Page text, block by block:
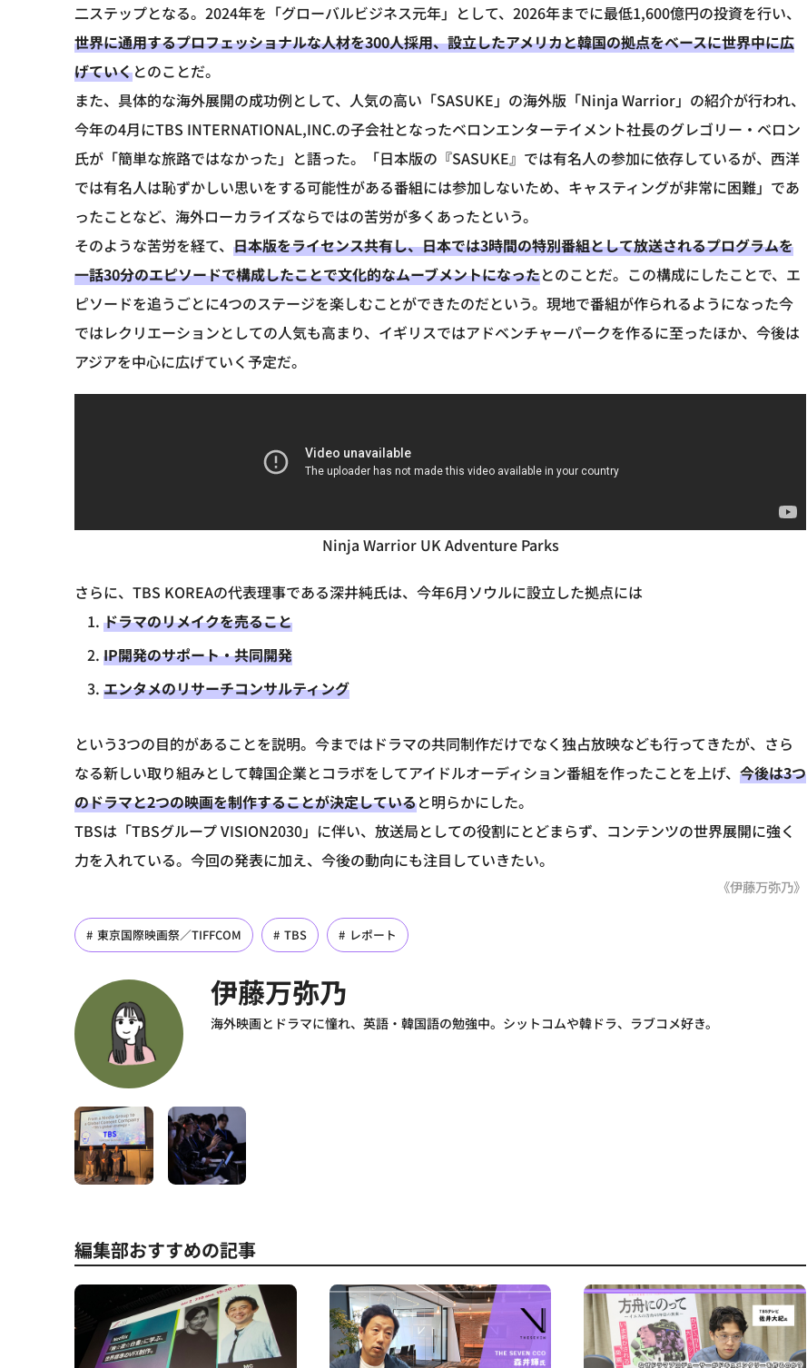
二ステップとなる。2024年を「グローバルビジネス元年」として、2026年までに最低1,600億円の投資を行い、
世界に通用するプロフェッショナルな人材を300人採用、設立したアメリカと韓国の拠点をベースに世界中に広
げていくとのことだ。
また、具体的な海外展開の成功例として、人気の高い「SASUKE」の海外版「Ninja Warrior」の紹介が行われ、
今年の4月にTBS INTERNATIONAL,INC.の子会社となったベロンエンターテイメント社長のグレゴリー・ベロン
氏が「簡単な旅路ではなかった」と語った。「日本版の『SASUKE』では有名人の参加に依存しているが、西洋
では有名人は恥ずかしい思いをする可能性がある番組には参加しないため、キャスティングが非常に困難」であ
ったことなど、海外ローカライズならではの苦労が多くあったという。
そのような苦労を経て、 日本版をライセンス共有し、日本では3時間の特別番組として放送されるプログラムを
一話30分のエピソードで構成したことで文化的なムーブメントになったとのことだ。この構成にしたことで、エ
ピソードを追うごとに4つのステージを楽しむことができたのだという。現地で番組が作られるようになった今
ではレクリエーションとしての人気も高まり、イギリスではアドベンチャーパークを作るに至ったほか、今後は
アジアを中心に広げていく予定だ。
Ninja Warrior UK Adventure Parks
さらに、TBS KOREAの代表理事である深井純氏は、今年6月ソウルに設立した拠点には
ドラマのリメイクを売ること
IP開発のサポート・共同開発
エンタメのリサーチコンサルティング
という3つの目的があることを説明。今まではドラマの共同制作だけでなく独占放映なども行ってきたが、さら
なる新しい取り組みとして韓国企業とコラボをしてアイドルオーディション番組を作ったことを上げ、 今後は3つ
のドラマと2つの映画を制作することが決定していると明らかにした。
TBSは「TBSグループ VISION2030」に伴い、放送局としての役割にとどまらず、コンテンツの世界展開に強く
力を入れている。今回の発表に加え、今後の動向にも注目していきたい。
《伊藤万弥乃》
東京国際映画祭／TIFFCOM TBS レポート
伊藤万弥乃
海外映画とドラマに憧れ、英語・韓国語の勉強中。シットコムや韓ドラ、ラブコメ好き。
編集部おすすめの記事